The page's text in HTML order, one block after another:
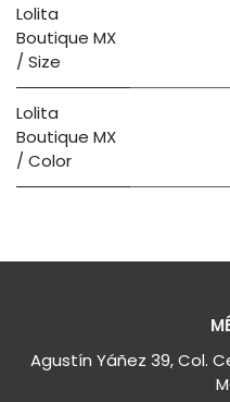
Lolita
Boutique MX
/ Size
Lolita
Boutique MX
/ Color
Agustín Yáñez 39, Col.